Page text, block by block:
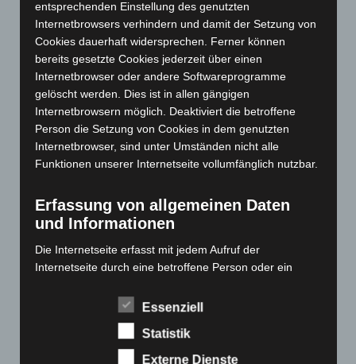
Januar 2024(111)
Dezember 2023(130)
November 2023(130)
September 2023(133)
August 2023 (134)
Juli 2023
Mai 2023(139)
April 2023(155)
März 2023(174)
(130)
(167)
entsprechenden Einstellung des genutzten
Internetbrowsers verhindern und damit der Setzung von
Cookies dauerhaft widersprechen. Ferner können
bereits gesetzte Cookies jederzeit über einen
Internetbrowser oder andere Softwareprogramme
gelöscht werden. Dies ist in allen gängigen
Internetbrowsern möglich. Deaktiviert die betroffene
Person die Setzung von Cookies in dem genutzten
Internetbrowser, sind unter Umständen nicht alle
Funktionen unserer Internetseite vollumfänglich nutzbar.
Erfassung von allgemeinen Daten
und Informationen
Die Internetseite erfasst mit jedem Aufruf der
Internetseite durch eine betroffene Person oder ein
Daten und Informationen. Diese allgemeinen Daten und
Informationen werden in den Logfiles des Servers
gespeichert. Erfasst werden können die (1) verwendeten
Browsertypen und Versionen, (2) das vom zugreifenden
Essenziell
Statistik
Externe Dienste